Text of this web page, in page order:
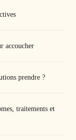
accoucher
prendre ?
traitements et